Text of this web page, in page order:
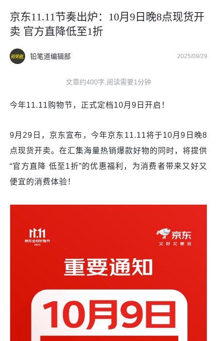
京东11.11节奏出炉：10月9日晚8点现货开
卖 官方直降低至1折
铅笔道编辑部 2025/09/29
文章约400字,阅读需要1分钟
今年11.11购物节，正式定档10月9日开启！
9月29日，京东宣布，今年京东11.11将于10月9日晚8
点现货开卖。在汇集海量热销爆款好物的同时，将提供
“官方直降 低至1折”的优惠福利，为消费者带来又好又
便宜的消费体验！